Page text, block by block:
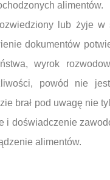
alimentów.
lub żyje w
dokumentów
wyrok
powód nie
brał pod uwagę nie
i doświadczenie
alimentów.